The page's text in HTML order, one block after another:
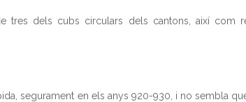
tres dels cubs circulars dels cantons, així com
segurament en els anys 920-930, i no sembla